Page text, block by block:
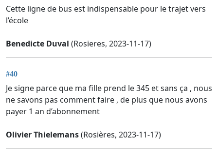
Cette ligne de bus est indispensable pour le trajet vers
l’école
Benedicte Duval (Rosieres, 2023-11-17)
#40
Je signe parce que ma fille prend le 345 et sans ça , nous
ne savons pas comment faire , de plus que nous avons
payer 1 an d’abonnement
Olivier Thielemans(Rosières, 2023-11-17)